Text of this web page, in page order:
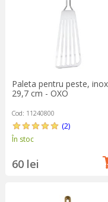
Paleta pentru peste,
29,7 cm - OXO
Cod: 11240800
(2)
În stoc
60 lei